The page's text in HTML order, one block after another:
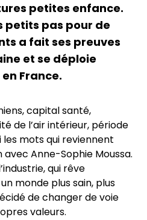
petites enfance.
petits pas pour de
a fait ses preuves
et se déploie
France.
capital santé,
de l’air intérieur, période
les mots qui reviennent
avec Anne-Sophie Moussa.
qui rêve
monde plus sain, plus
de changer de voie
valeurs.